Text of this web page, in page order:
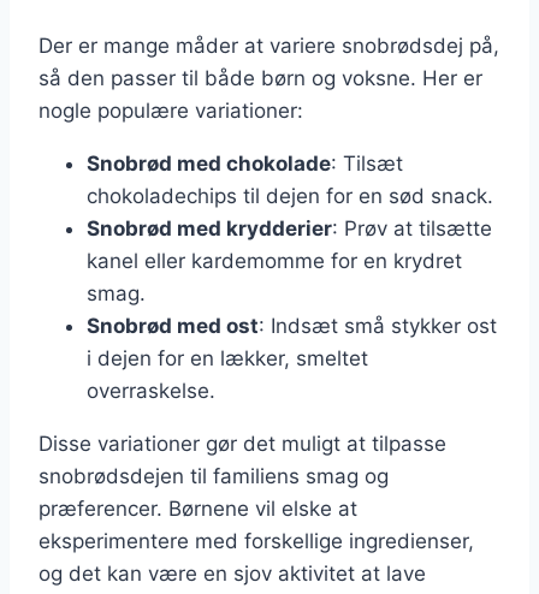
Der er mange måder at variere snobrødsdej på,
så den passer til både børn og voksne. Her er
nogle populære variationer:
Snobrød med chokolade: Tilsæt
chokoladechips til dejen for en sød snack.
Snobrød med krydderier: Prøv at tilsætte
kanel eller kardemomme for en krydret
smag.
Snobrød med ost: Indsæt små stykker ost
i dejen for en lækker, smeltet
overraskelse.
Disse variationer gør det muligt at tilpasse
snobrødsdejen til familiens smag og
præferencer. Børnene vil elske at
eksperimentere med forskellige ingredienser,
og det kan være en sjov aktivitet at lave